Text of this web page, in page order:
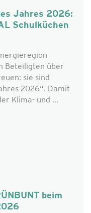
Jahres 2026:
Schulküchen
Beteiligten über
sie sind
2026“. Damit
Klima- und ...
beim